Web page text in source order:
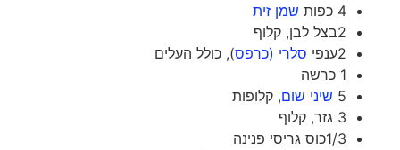
4 כפות
שמן זית
2בצל לבן, קלוף
2ענפי
סלרי (כרפס), כולל העלים
1 כרשה
5
שיני שום, קלופות
3 גזר, קלוף
1/3כוס גריסי פנינה